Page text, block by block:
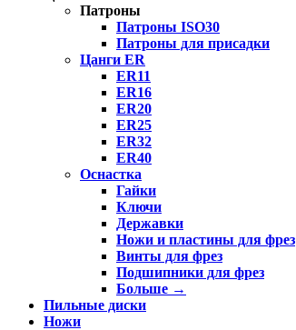
Патроны
Патроны ISO30
Патроны для присадки
Цанги ER
ER11
ER16
ER20
ER25
ER32
ER40
Оснастка
Гайки
Ключи
Державки
Ножи и пластины для фрез
Винты для фрез
Подшипники для фрез
Больше →
Пильные диски
Ножи